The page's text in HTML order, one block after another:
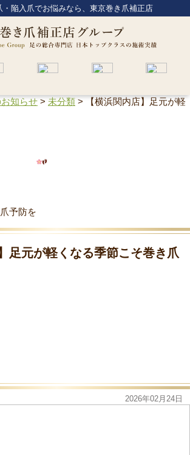
・陥入爪でお悩みなら、東京巻き爪補正店
知らせ > 未分類 > 【横浜関内店】足元が軽
予防を
足元が軽くなる季節こそ巻き爪
2026年02月24日